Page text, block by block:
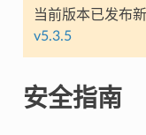
当前版本已发布
v5.3.5
安全指南